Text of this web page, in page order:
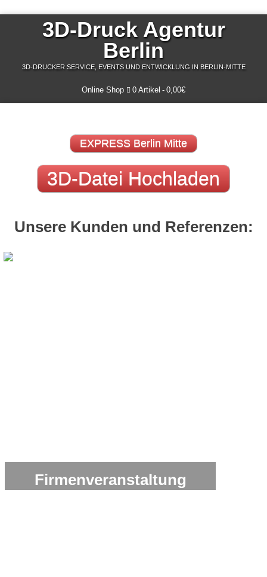
3D-Druck Agentur
Berlin
3D-DRUCKER SERVICE, EVENTS UND ENTWICKLUNG IN BERLIN-MITTE
Online Shop 0 Artikel 0,00€
EXPRESS Berlin Mitte
3D-Datei Hochladen
Unsere Kunden und Referenzen:
Firmenveranstaltung